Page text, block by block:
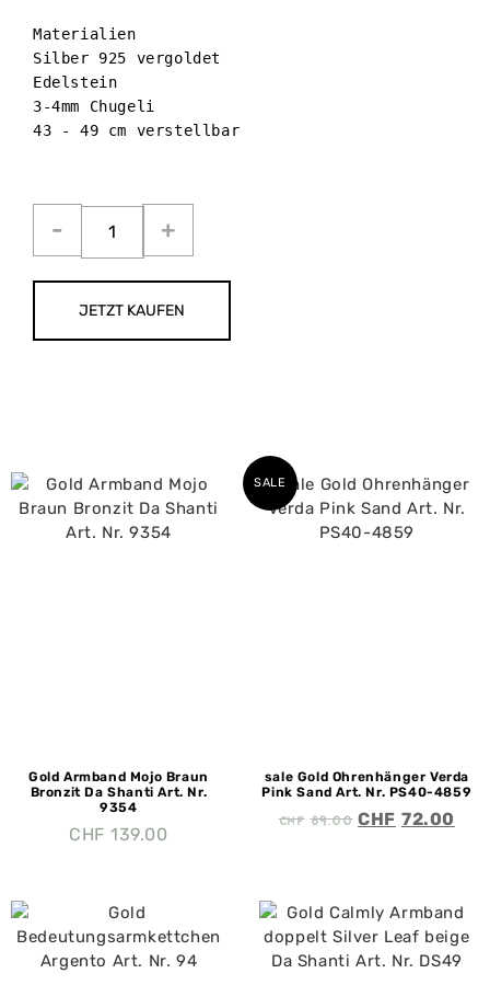
Materialien
Silber 925 vergoldet
Edelstein
3-4mm Chugeli
43 - 49 cm verstellbar
JETZT KAUFEN
Gold Armband Mojo Braun
Bronzit Da Shanti Art. Nr.
9354
CHF 139.00
SALE
sale Gold Ohrenhänger Verda
Pink Sand Art. Nr. PS40-4859
CHF89.00 CHF 72.00